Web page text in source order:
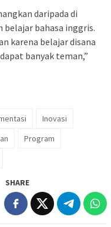
daripada di
belajar bahasa inggris.
karena belajar disana
banyak teman,”
Inovasi
Program
SHARE